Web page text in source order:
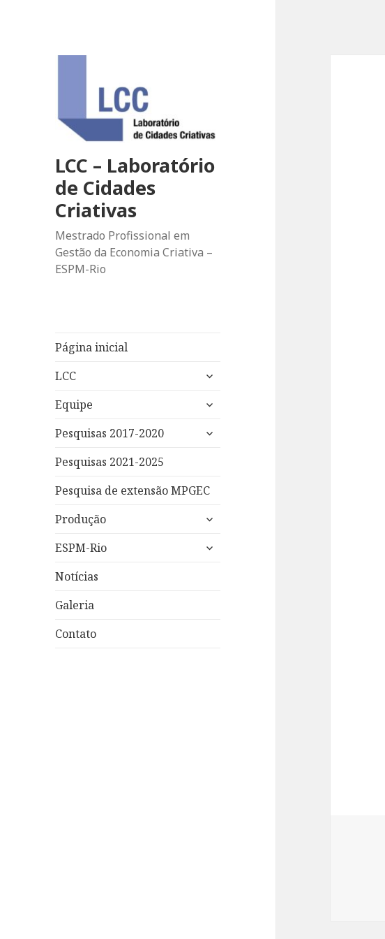
LCC – Laboratório
de Cidades
Criativas
Mestrado Profissional em
Gestão da Economia Criativa –
ESPM-Rio
Página inicial
LCC
expandir
Equipe
expandir
Pesquisas 2017-2020
expandir
Pesquisas 2021-2025
Pesquisa de extensão MPGEC
Produção
expandir
ESPM-Rio
expandir
Notícias
Galeria
Contato